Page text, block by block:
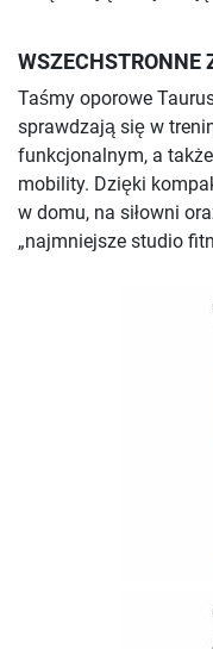
WSZECHSTRONNE
Taśmy oporowe
sprawdzają się w
funkcjonalnym, a
mobility. Dzięki
w domu, na siłowni
„najmniejsze studio